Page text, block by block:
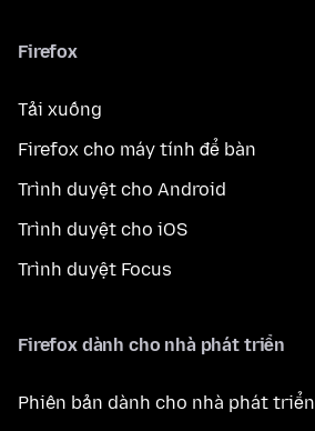
Firefox
Tải xuống
Firefox cho máy tính để bàn
Trình duyệt cho Android
Trình duyệt cho iOS
Trình duyệt Focus
Firefox dành cho nhà phát triển
Phiên bản dành cho nhà phát triển